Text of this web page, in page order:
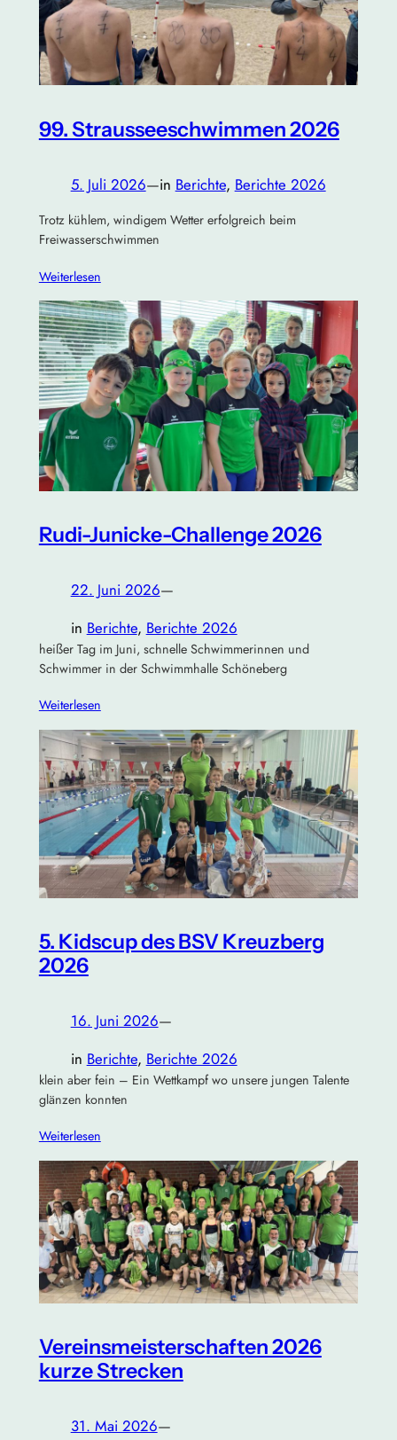
99. Strausseeschwimmen 2026
5. Juli 2026—in Berichte, Berichte 2026
Trotz kühlem, windigem Wetter erfolgreich beim
Freiwasserschwimmen
Weiterlesen
Rudi-Junicke-Challenge 2026
22. Juni 2026—
in Berichte, Berichte 2026
heißer Tag im Juni, schnelle Schwimmerinnen und
Schwimmer in der Schwimmhalle Schöneberg
Weiterlesen
5. Kidscup des BSV Kreuzberg
2026
16. Juni 2026—
in Berichte, Berichte 2026
klein aber fein – Ein Wettkampf wo unsere jungen Talente
glänzen konnten
Weiterlesen
Vereinsmeisterschaften 2026
kurze Strecken
31. Mai 2026—